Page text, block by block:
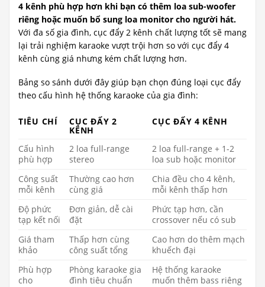
4 kênh phù hợp hơn khi bạn có thêm loa sub-woofer
riêng hoặc muốn bổ sung loa monitor cho người hát.
Với đa số gia đình, cục đẩy 2 kênh chất lượng tốt sẽ mang
lại trải nghiệm karaoke vượt trội hơn so với cục đẩy 4
kênh cùng giá nhưng kém chất lượng hơn.
Bảng so sánh dưới đây giúp bạn chọn đúng loại cục đẩy
theo cấu hình hệ thống karaoke của gia đình:
TIÊU CHÍ CỤC ĐẨY 2
KÊNH
CỤC ĐẨY 4 KÊNH
Cấu hình
phù hợp
2 loa full-range
stereo
2 loa full-range + 1-2
loa sub hoặc monitor
Công suất
mỗi kênh
Thường cao hơn
cùng giá
Chia đều cho 4 kênh,
mỗi kênh thấp hơn
Độ phức
tạp kết nối
Đơn giản, dễ cài
đặt
Phức tạp hơn, cần
crossover nếu có sub
Giá tham
khảo
Thấp hơn cùng
công suất tổng
Cao hơn do thêm mạch
khuếch đại
Phù hợp
cho
Phòng karaoke gia
đình tiêu chuẩn
Hệ thống karaoke
muốn thêm bass riêng